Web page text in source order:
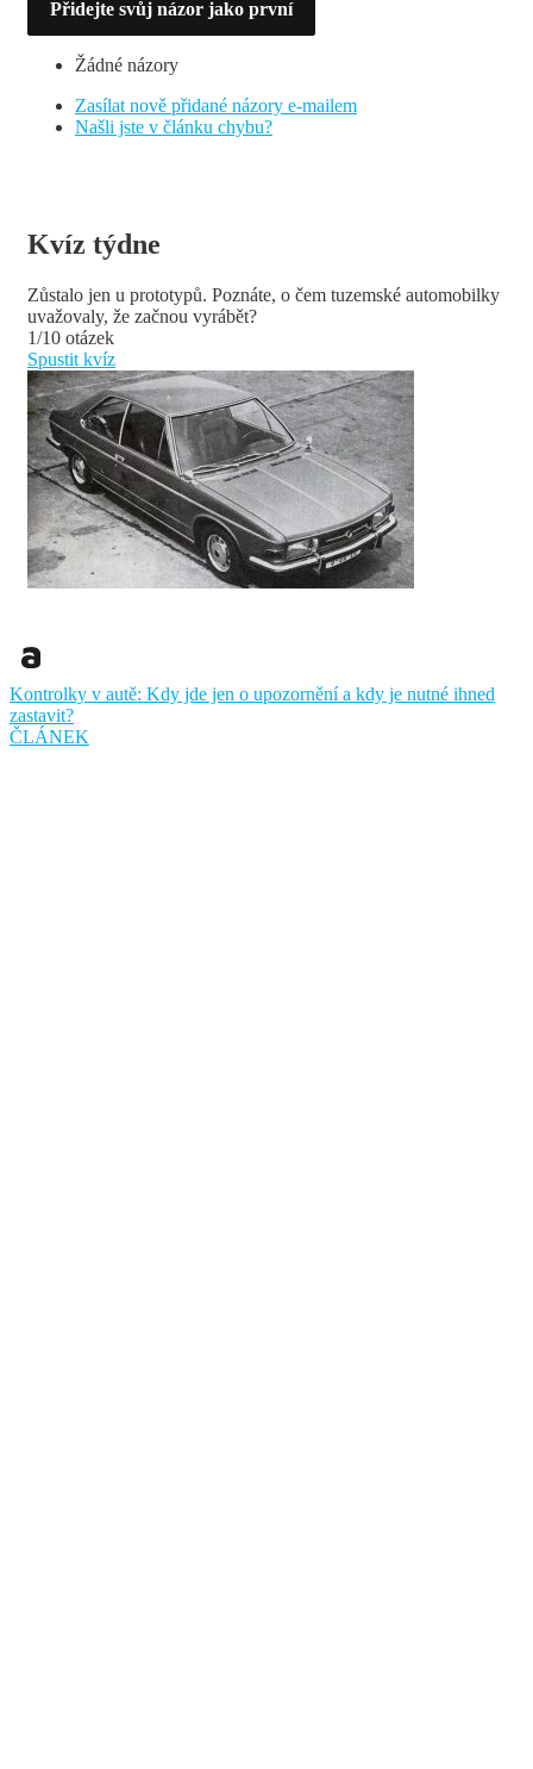
Přidejte svůj názor jako první
Žádné názory
Zasílat nově přidané názory e-mailem
Našli jste v článku chybu?
Kvíz týdne
Zůstalo jen u prototypů. Poznáte, o čem tuzemské automobilky
uvažovaly, že začnou vyrábět?
1/10 otázek
Spustit kvíz
Kontrolky v autě: Kdy jde jen o upozornění a kdy je nutné ihned
zastavit?
ČLÁNEK